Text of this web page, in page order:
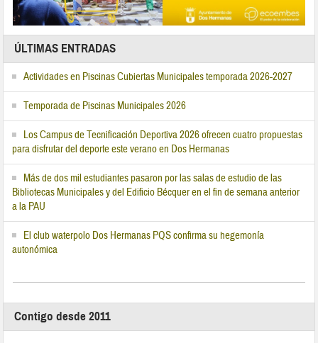
ÚLTIMAS ENTRADAS
Actividades en Piscinas Cubiertas Municipales temporada 2026-2027
Temporada de Piscinas Municipales 2026
Los Campus de Tecnificación Deportiva 2026 ofrecen cuatro propuestas
para disfrutar del deporte este verano en Dos Hermanas
Más de dos mil estudiantes pasaron por las salas de estudio de las
Bibliotecas Municipales y del Edificio Bécquer en el fin de semana anterior
a la PAU
El club waterpolo Dos Hermanas PQS confirma su hegemonía
autonómica
Contigo desde 2011